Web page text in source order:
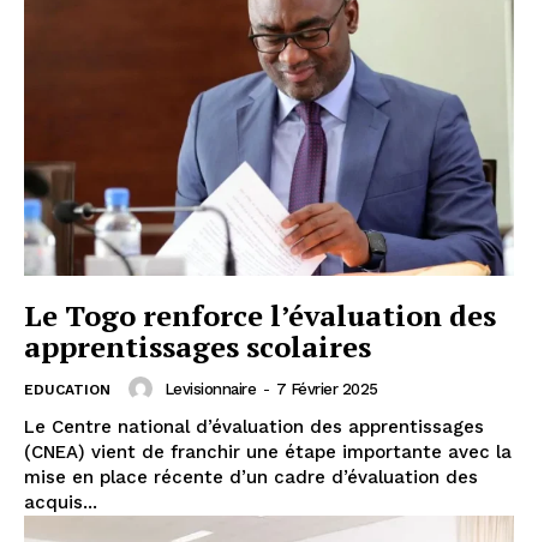
Le Togo renforce l’évaluation des
apprentissages scolaires
EDUCATION Levisionnaire - 7 Février 2025
Le Centre national d’évaluation des apprentissages
(CNEA) vient de franchir une étape importante avec la
mise en place récente d’un cadre d’évaluation des
acquis...